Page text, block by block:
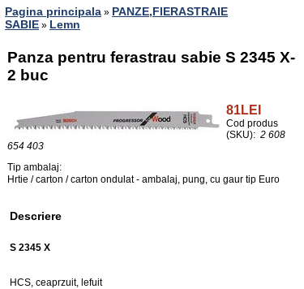
Pagina principala » PANZE,FIERASTRAIE
SABIE » Lemn
Panza pentru ferastrau sabie S 2345 X-
2 buc
81LEI
Cod produs
(SKU): 2 608
654 403
Tip ambalaj:
Hrtie / carton / carton ondulat - ambalaj, pung, cu gaur tip Euro
Descriere
S 2345 X
HCS, ceaprzuit, lefuit